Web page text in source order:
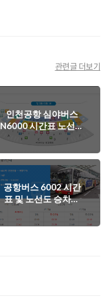
관련글 더보기
인천공항 심야버스
N6000 시간표 노선도
승차장
공항버스 6002 시간
표 및 노선도 승차위
치입니다.